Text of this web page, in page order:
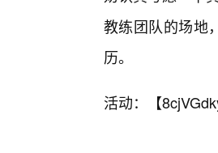
教练团队的场地
历。
活动：【